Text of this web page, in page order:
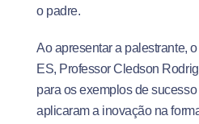
o padre.
Ao apresentar a palestrante,
ES, Professor Cledson
para os exemplos de
aplicaram a inovação na